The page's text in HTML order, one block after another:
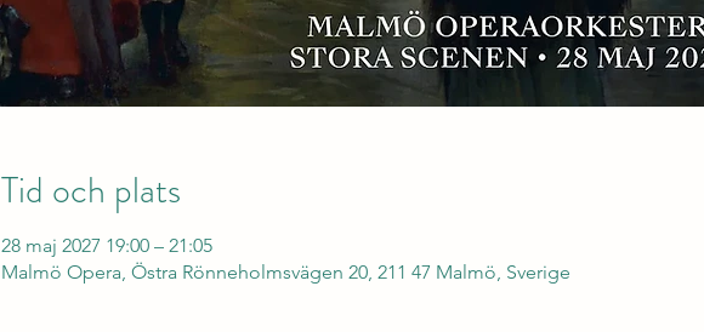
Tid och plats
28 maj 2027 19:00 – 21:05
Malmö Opera, Östra Rönneholmsvägen 20, 211 47 Malmö, Sverige